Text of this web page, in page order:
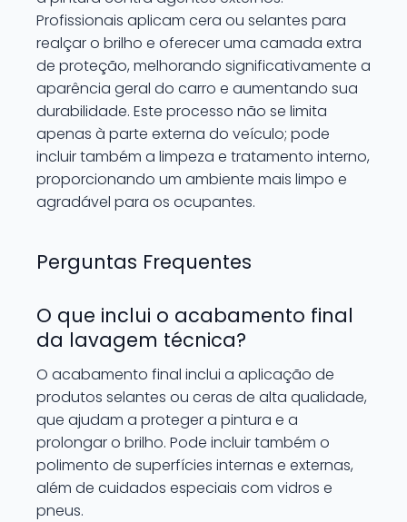
Profissionais aplicam cera ou selantes para
realçar o brilho e oferecer uma camada extra
de proteção, melhorando significativamente a
aparência geral do carro e aumentando sua
durabilidade. Este processo não se limita
apenas à parte externa do veículo; pode
incluir também a limpeza e tratamento interno,
proporcionando um ambiente mais limpo e
agradável para os ocupantes.
Perguntas Frequentes
O que inclui o acabamento final
da lavagem técnica?
O acabamento final inclui a aplicação de
produtos selantes ou ceras de alta qualidade,
que ajudam a proteger a pintura e a
prolongar o brilho. Pode incluir também o
polimento de superfícies internas e externas,
além de cuidados especiais com vidros e
pneus.